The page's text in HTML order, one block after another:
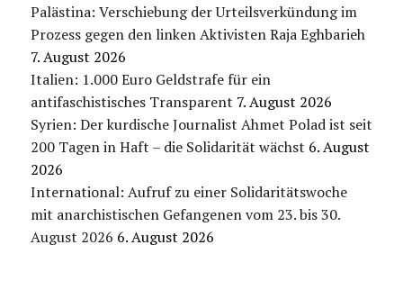
Palästina: Verschiebung der Urteilsverkündung im
Prozess gegen den linken Aktivisten Raja Eghbarieh
7. August 2026
Italien: 1.000 Euro Geldstrafe für ein
antifaschistisches Transparent 7. August 2026
Syrien: Der kurdische Journalist Ahmet Polad ist seit
200 Tagen in Haft – die Solidarität wächst 6. August
2026
International: Aufruf zu einer Solidaritätswoche
mit anarchistischen Gefangenen vom 23. bis 30.
August 2026 6. August 2026